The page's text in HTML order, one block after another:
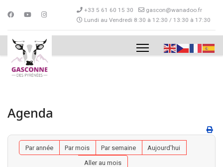
+33 5 61 60 15 30
gascon@wanadoo.fr
Lundi au Vendredi 8:30 à 12:30 / 13:30 à 17:30
Agenda
Par année Par mois Par semaine
Aujourd'hui
Aller au mois